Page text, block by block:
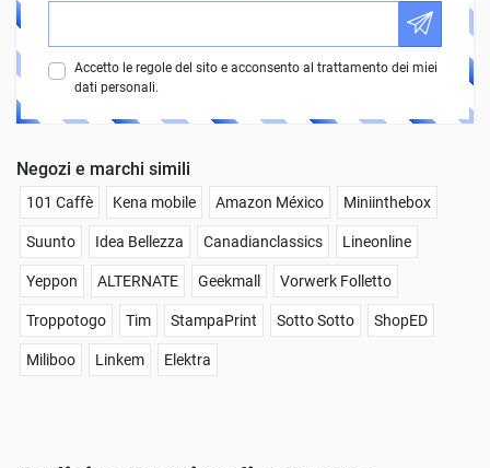
Accetto le regole del sito e acconsento al trattamento dei miei
dati personali.
Negozi e marchi simili
101 Caffè Kena mobile Amazon México Miniinthebox
Suunto Idea Bellezza Canadianclassics Lineonline
Yeppon ALTERNATE Geekmall Vorwerk Folletto
Troppotogo Tim StampaPrint Sotto Sotto ShopED
Miliboo Linkem Elektra